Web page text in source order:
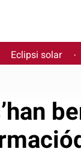
Eclipsi solar ·